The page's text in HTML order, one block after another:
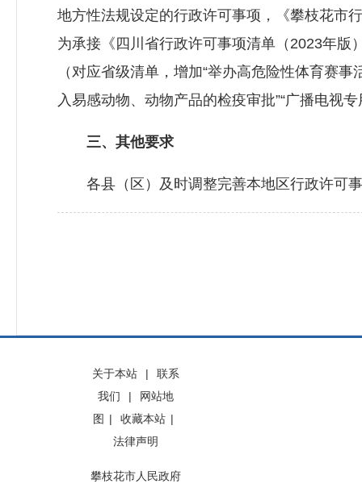
地方性法规设定的行政许可事项，《攀枝花市
为承接《四川省行政许可事项清单（2023年版
（对应省级清单，增加“举办高危险性体育赛
入易感动物、动物产品的检疫审批”“广播电视
三、其他要求
各县（区）及时调整完善本地区行政许可事
关于本站 |
联系
我们
|
网站地
图 | 收藏本站 |
法律声明
攀枝花市人民政府